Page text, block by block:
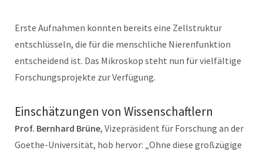
Erste Aufnahmen konnten bereits eine Zellstruktur
entschlüsseln, die für die menschliche Nierenfunktion
entscheidend ist. Das Mikroskop steht nun für vielfältige
Forschungsprojekte zur Verfügung.
Einschätzungen von Wissenschaftlern
Prof. Bernhard Brüne, Vizepräsident für Forschung an der
Goethe-Universität, hob hervor: „Ohne diese großzügige